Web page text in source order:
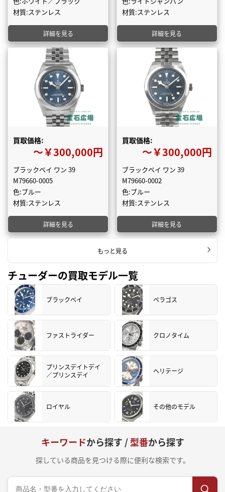
材質:ステンレス
詳細を見る
材質:ステンレス
詳細を見る
買取価格:
〜￥300,000円
ブラックベイ ワン 39
M79660-0005
色:ブルー
材質:ステンレス
詳細を見る
買取価格:
〜￥300,000円
ブラックベイ ワン 39
M79660-0002
色:ブルー
材質:ステンレス
詳細を見る
もっと見る
チューダーの買取モデル一覧
ブラックベイ ペラゴス
ファストライダー クロノタイム
プリンスデイトデイ
／プリンスデイ
ヘリテージ
ロイヤル その他のモデル
キーワードから探す /型番から探す
探している商品を見つける際に便利な検索です。